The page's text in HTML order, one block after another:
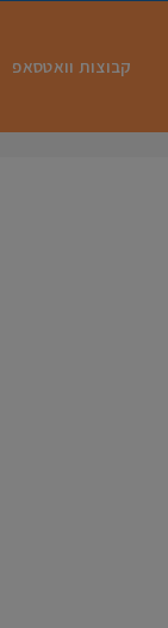
קבוצות וואטסאפ